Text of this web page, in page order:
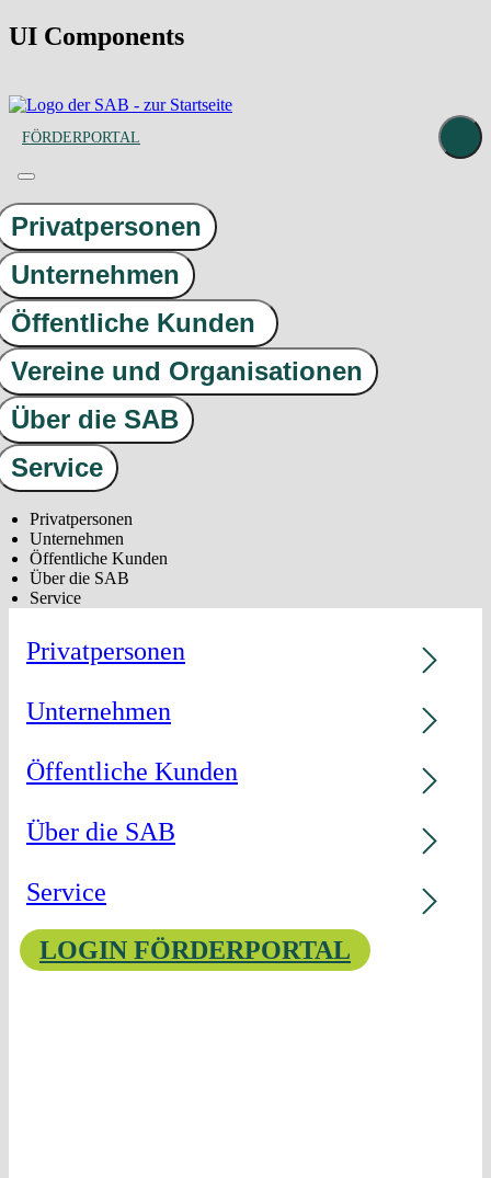
UI Components
FÖRDERPORTAL
Privatpersonen
Unternehmen
Öffentliche Kunden
Vereine und Organisationen
Über die SAB
Service
Privatpersonen
Unternehmen
Öffentliche Kunden
Über die SAB
Service
Privatpersonen
Unternehmen
Öffentliche Kunden
Über die SAB
Service
LOGIN FÖRDERPORTAL